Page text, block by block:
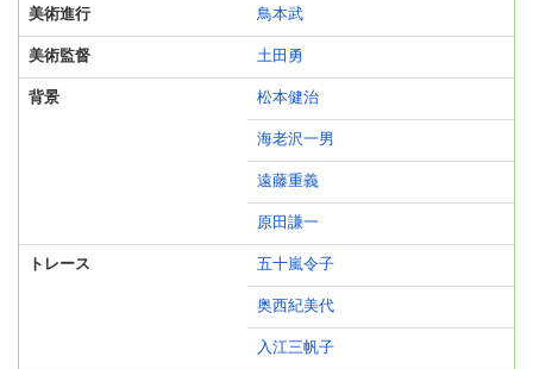
美術進行 鳥本武
美術監督 土田勇
背景 松本健治
海老沢一男
遠藤重義
原田謙一
トレース 五十嵐令子
奥西紀美代
入江三帆子